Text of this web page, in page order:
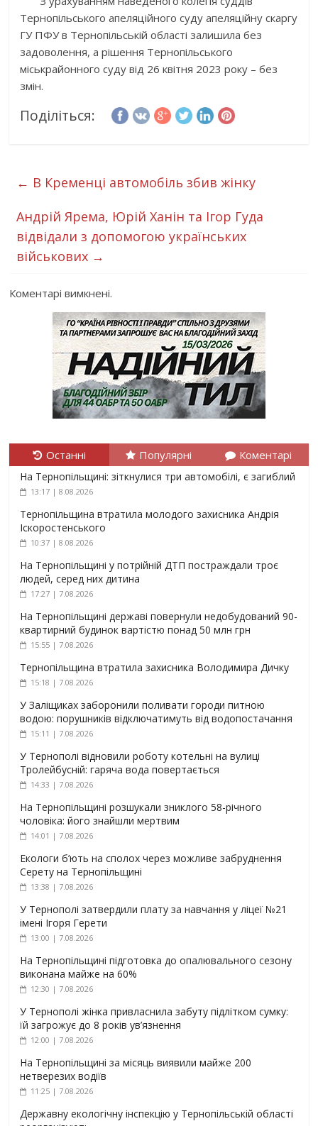
Тернопільського апеляційного суду апеляційну скаргу
ГУ ПФУ в Тернопільській області залишила без
задоволення, а рішення Тернопільського
міськрайонного суду від 26 квітня 2023 року – без
змін.
Поділіться:
← В Кременці автомобіль збив жінку
Андрій Ярема, Юрій Ханін та Ігор Гуда
відвідали з допомогою українських
військових →
Коментарі вимкнені.
Останні Популярні Коментарі
На Тернопільщині: зіткнулися три автомобілі, є загиблий
13:17 | 8.08.2026
Тернопільщина втратила молодого захисника Андрія
Іскоростенського
10:37 | 8.08.2026
На Тернопільщині у потрійній ДТП постраждали троє
людей, серед них дитина
17:27 | 7.08.2026
На Тернопільщині державі повернули недобудований 90-
квартирний будинок вартістю понад 50 млн грн
15:55 | 7.08.2026
Тернопільщина втратила захисника Володимира Дичку
15:18 | 7.08.2026
У Заліщиках заборонили поливати городи питною
водою: порушників відключатимуть від водопостачання
15:11 | 7.08.2026
У Тернополі відновили роботу котельні на вулиці
Тролейбусній: гаряча вода повертається
14:33 | 7.08.2026
На Тернопільщині розшукали зниклого 58-річного
чоловіка: його знайшли мертвим
14:01 | 7.08.2026
Екологи б’ють на сполох через можливе забруднення
Серету на Тернопільщині
13:38 | 7.08.2026
У Тернополі затвердили плату за навчання у ліцеї №21
імені Ігоря Герети
13:00 | 7.08.2026
На Тернопільщині підготовка до опалювального сезону
виконана майже на 60%
12:30 | 7.08.2026
У Тернополі жінка привласнила забуту підлітком сумку:
їй загрожує до 8 років ув’язнення
12:00 | 7.08.2026
На Тернопільщині за місяць виявили майже 200
нетверезих водіїв
11:25 | 7.08.2026
Державну екологічну інспекцію у Тернопільській області